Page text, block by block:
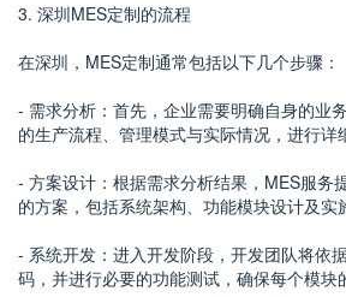
3. 深圳MES定制的流程
在深圳，MES定制通常包括以下几个步骤：
- 需求分析：首先，企业需要明确自身的业
的生产流程、管理模式与实际情况，进行详
- 方案设计：根据需求分析结果，MES服务
的方案，包括系统架构、功能模块设计及实
- 系统开发：进入开发阶段，开发团队将依
码，并进行必要的功能测试，确保每个模块